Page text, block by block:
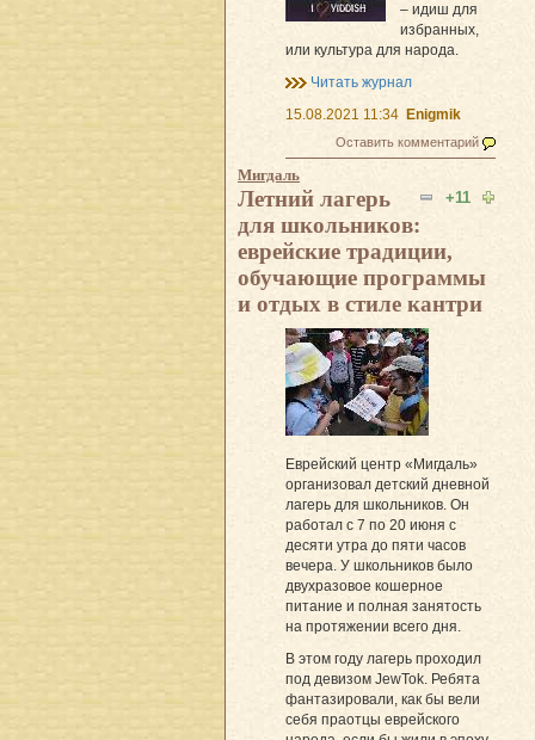
– идиш для
избранных,
или культура для народа.
Читать журнал
15.08.2021 11:34 Enigmik
Оставить комментарий
Мигдаль
+11
Летний лагерь
для школьников:
еврейские традиции,
обучающие программы
и отдых в стиле кантри
Еврейский центр «Мигдаль»
организовал детский дневной
лагерь для школьников. Он
работал с 7 по 20 июня с
десяти утра до пяти часов
вечера. У школьников было
двухразовое кошерное
питание и полная занятость
на протяжении всего дня.
В этом году лагерь проходил
под девизом JewTok. Ребята
фантазировали, как бы вели
себя праотцы еврейского